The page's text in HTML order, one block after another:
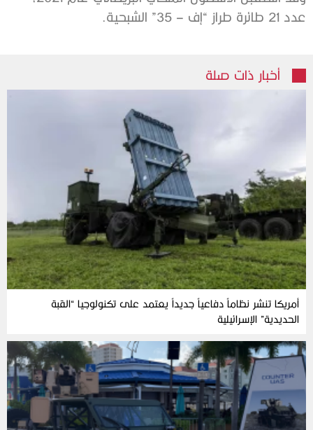
عدد 21 طائرة طراز “إف – 35” الشبحية.
أخبار ذات صلة
أمريكا تنشر نظاماً دفاعياً جديداً يعتمد على تكنولوجيا “القبة
الحديدية” الإسرائيلية